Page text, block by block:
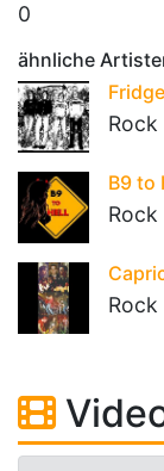
0
ähnliche
B9 to
Rock